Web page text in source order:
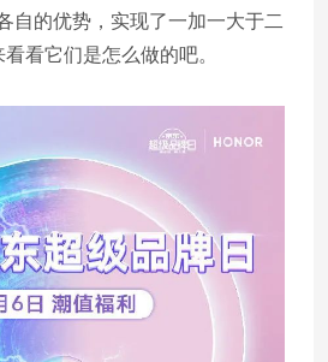
自的优势，实现了一加一大于二
看它们是怎么做的吧。